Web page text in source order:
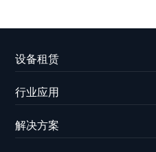
设备租赁
行业应用
解决方案